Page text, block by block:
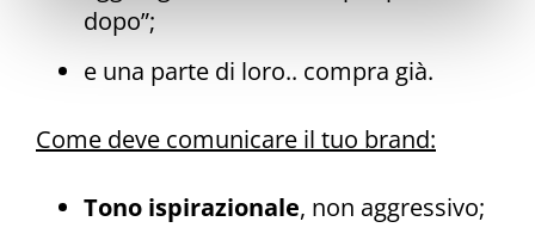
dopo”;
e una parte di loro.. compra già.
Come deve comunicare il tuo brand:
Tono ispirazionale, non aggressivo;